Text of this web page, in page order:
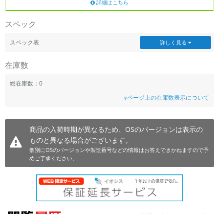
詳細はこちら
スペック
スペック表 詳しく見る
在庫数
総在庫数：0
※ページ上の在庫数表示について
商品の入荷時期が異なるため、OSのバージョンは表示の
ものと異なる場合がございます。
個別にOSのバージョンや製造番号などの情報はお答えできかねますので予
めご了承ください。
価格